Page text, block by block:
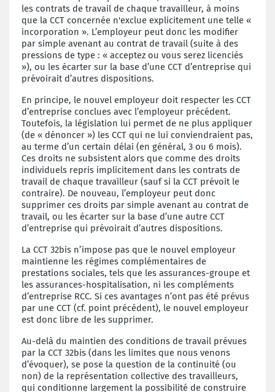
les contrats de travail de chaque travailleur, à moins
que la CCT concernée n'exclue explicitement une telle «
incorporation ». L’employeur peut donc les modifier
par simple avenant au contrat de travail (suite à des
pressions de type : « acceptez ou vous serez licenciés
»), ou les écarter sur la base d’une CCT d’entreprise qui
prévoirait d’autres dispositions.
En principe, le nouvel employeur doit respecter les CCT
d’entreprise conclues avec l’employeur précédent.
Toutefois, la législation lui permet de ne plus appliquer
(de « dénoncer ») les CCT qui ne lui conviendraient pas,
au terme d’un certain délai (en général, 3 ou 6 mois).
Ces droits ne subsistent alors que comme des droits
individuels repris implicitement dans les contrats de
travail de chaque travailleur (sauf si la CCT prévoit le
contraire). De nouveau, l’employeur peut donc
supprimer ces droits par simple avenant au contrat de
travail, ou les écarter sur la base d’une autre CCT
d’entreprise qui prévoirait d’autres dispositions.
La CCT 32bis n’impose pas que le nouvel employeur
maintienne les régimes complémentaires de
prestations sociales, tels que les assurances-groupe et
les assurances-hospitalisation, ni les compléments
d’entreprise RCC. Si ces avantages n’ont pas été prévus
par une CCT (cf. point précédent), le nouvel employeur
est donc libre de les supprimer.
Au-delà du maintien des conditions de travail prévues
par la CCT 32bis (dans les limites que nous venons
d’évoquer), se pose la question de la continuité (ou
non) de la représentation collective des travailleurs,
qui conditionne largement la possibilité de construire